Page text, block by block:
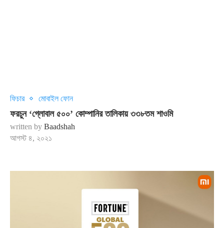
ফিচার মোবাইল ফোন
ফরচুন ‘গ্লোবাল ৫০০’ কোম্পানির তালিকায় ৩৩৮তম শাওমি
written by Baadshah
আগস্ট ৪, ২০২১